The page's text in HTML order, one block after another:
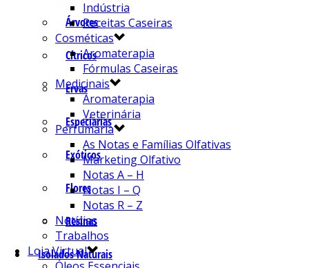
Árvores
Cítricos
Ervas
Especiarias
Exóticos
Flores
Resinas
Isolados Naturais
Indústria
Receitas Caseiras
Cosméticas
Aromaterapia
Fórmulas Caseiras
Medicinais
Aromaterapia
Veterinária
Perfumaria
As Notas e Famílias Olfativas
Marketing Olfativo
Notas A – H
Notas I – Q
Notas R – Z
Notícias
Trabalhos
Loja Virtual